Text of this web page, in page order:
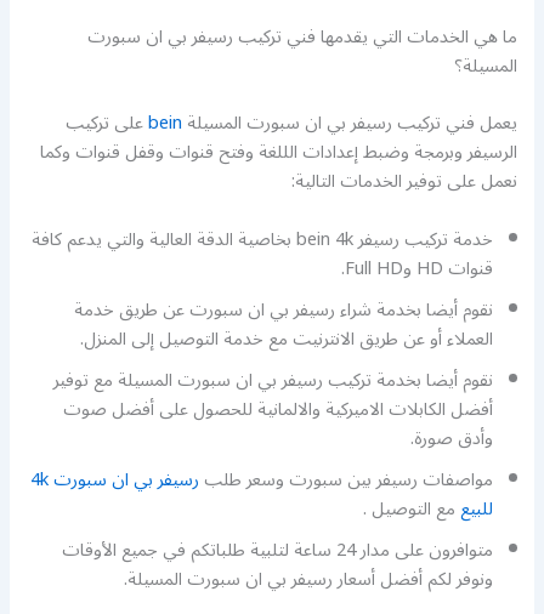
ما هي الخدمات التي يقدمها فني تركيب رسيفر بي ان سبورت
المسيلة؟
يعمل فني تركيب رسيفر بي ان سبورت المسيلةbeinعلى تركيب
الرسيفر وبرمجة وضبط إعدادات الللغة وفتح قنوات وقفل قنوات وكما
نعمل على توفير الخدمات التالية:
خدمة تركيب رسيفر bein 4k بخاصية الدقة العالية والتي يدعم كافة
قنوات HD وFull HD.
نقوم أيضا بخدمة شراء رسيفر بي ان سبورت عن طريق خدمة
العملاء أو عن طريق الانترنيت مع خدمة التوصيل إلى المنزل.
نقوم أيضا بخدمة تركيب رسيفر بي ان سبورت المسيلة مع توفير
أفضل الكابلات الاميركية والالمانية للحصول على أفضل صوت
وأدق صورة.
مواصفات رسيفر بين سبورت وسعر طلب
رسيفر بي ان سبورت 4k
للبيعمع التوصيل .
متوافرون على مدار 24 ساعة لتلبية طلباتكم في جميع الأوقات
ونوفر لكم أفضل أسعار رسيفر بي ان سبورت المسيلة.